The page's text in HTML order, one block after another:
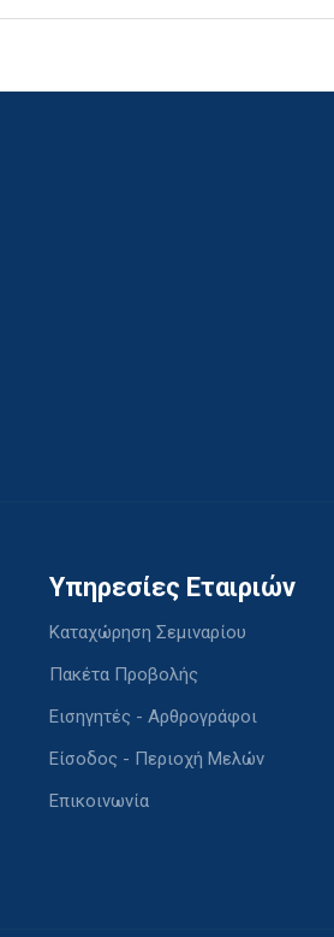
Υπηρεσίες Εταιριών
Καταχώρηση Σεμιναρίου
Πακέτα Προβολής
Εισηγητές - Αρθρογράφοι
Είσοδος - Περιοχή Μελών
Επικοινωνία